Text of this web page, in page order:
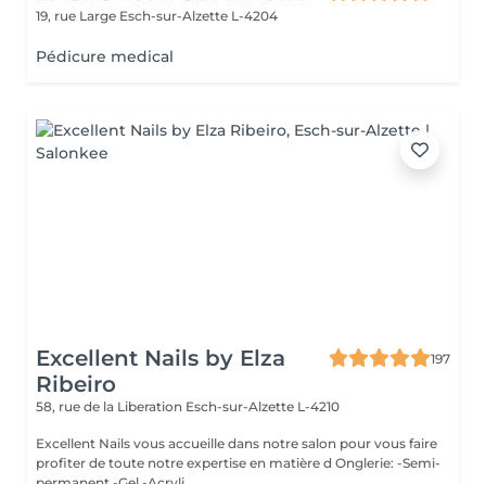
19, rue Large Esch-sur-Alzette L-4204
Pédicure medical
Excellent Nails by Elza
Ribeiro
197
58, rue de la Liberation Esch-sur-Alzette L-4210
Excellent Nails vous accueille dans notre salon pour vous faire
profiter de toute notre expertise en matière d Onglerie: -Semi-